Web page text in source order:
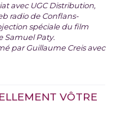
avec UGC Distribution,
radio de Conflans-
spéciale du film
Samuel Paty.
par Guillaume Creis avec
VÔTRE